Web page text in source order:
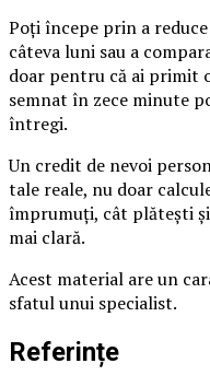
Poți începe prin a
câteva luni sau a
doar pentru că ai primit
semnat în zece minute
întregi.
Un credit de nevoi
tale reale, nu doar
împrumuți, cât plătești
mai clară.
Acest material are un
sfatul unui specialist.
Referințe